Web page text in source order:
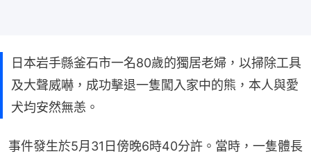
日本岩手縣釜石市一名80歲的獨居老婦，以掃除工具
及大聲威嚇，成功擊退一隻闖入家中的熊，本人與愛
犬均安然無恙。
事件發生於5月31日傍晚6時40分許。當時，一隻體長